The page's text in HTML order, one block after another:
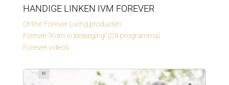
HANDIGE LINKEN IVM FOREVER
Online Forever Living producten
Forever “Kom in beweging” (C9 programma)
Forever video’s